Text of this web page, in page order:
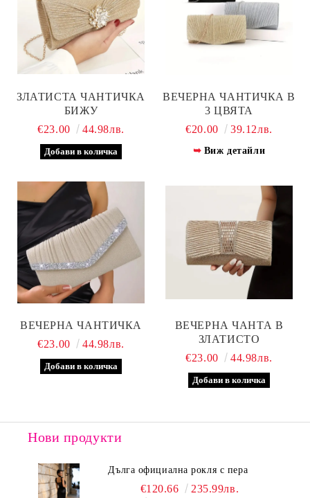
ЗЛАТИСТА ЧАНТИЧКА
БИЖУ
€23.00
44.98лв.
ВЕЧЕРНА ЧАНТИЧКА В
3 ЦВЯТА
€20.00
39.12лв.
Виж детайли
ВЕЧЕРНА ЧАНТИЧКА
€23.00
44.98лв.
ВЕЧЕРНА ЧАНТА В
ЗЛАТИСТО
€23.00
44.98лв.
Нови продукти
Дълга официална рокля с пера
€120.66 235.99лв.